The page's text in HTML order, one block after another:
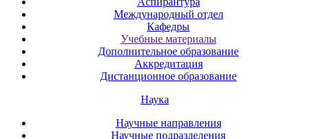
Международный отдел
Кафедры
Учебные материалы
Дополнительное образование
Аккредитация
Дистанционное образование
Наука
Научные направления
Научные подразделения